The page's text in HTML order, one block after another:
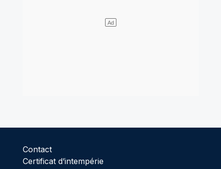
Contact
Certificat d’intempérie